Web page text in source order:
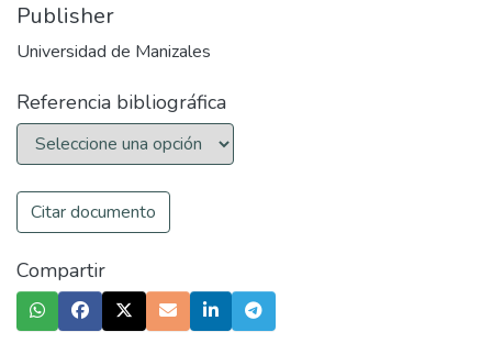
Publisher
Universidad de Manizales
Referencia bibliográfica
Citar documento
Compartir